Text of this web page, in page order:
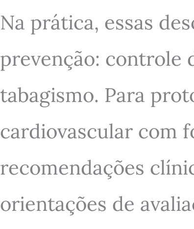
Na prática, essas
prevenção: controle
tabagismo. Para
cardiovascular com
recomendações
orientações de